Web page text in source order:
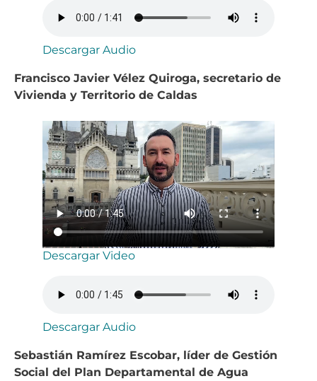
Descargar Audio
Francisco Javier Vélez Quiroga, secretario de
Vivienda y Territorio de Caldas
Descargar Video
Descargar Audio
Sebastián Ramírez Escobar, líder de Gestión
Social del Plan Departamental de Agua